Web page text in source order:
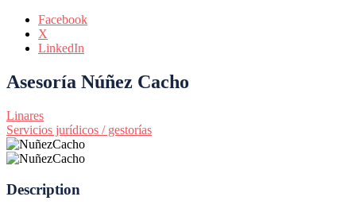
Facebook
X
LinkedIn
Asesoría Núñez Cacho
Linares
Servicios jurídicos / gestorías
Description